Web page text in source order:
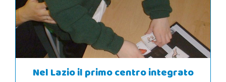
Nel Lazio il primo centro integrato